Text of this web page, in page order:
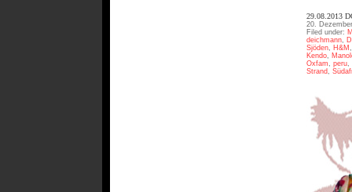
29.08.2013
20.
Filed under:
deichmann,
Sjöden, H&M
Kendo,
Oxfam, peru,
Strand,